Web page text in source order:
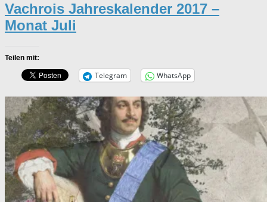
Vachrois Jahreskalender 2017 –
Monat Juli
Teilen mit:
Telegram WhatsApp